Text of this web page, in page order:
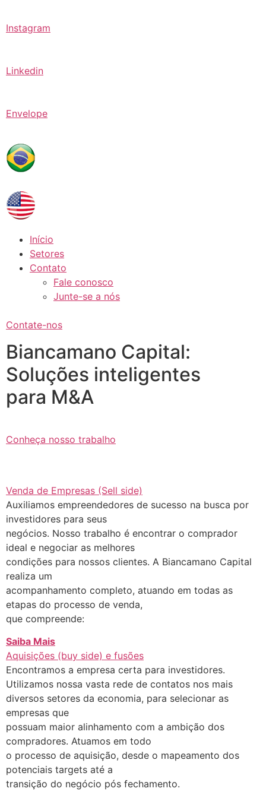
Instagram
Linkedin
Envelope
Início
Setores
Contato
Fale conosco
Junte-se a nós
Contate-nos
Biancamano Capital:
Soluções inteligentes
para M&A
Conheça nosso trabalho
Venda de Empresas (Sell side)
Auxiliamos empreendedores de sucesso na busca por
investidores para seus
negócios. Nosso trabalho é encontrar o comprador
ideal e negociar as melhores
condições para nossos clientes. A Biancamano Capital
realiza um
acompanhamento completo, atuando em todas as
etapas do processo de venda,
que compreende:
Saiba Mais
Aquisições (buy side) e fusões
Encontramos a empresa certa para investidores.
Utilizamos nossa vasta rede de contatos nos mais
diversos setores da economia, para selecionar as
empresas que
possuam maior alinhamento com a ambição dos
compradores. Atuamos em todo
o processo de aquisição, desde o mapeamento dos
potenciais targets até a
transição do negócio pós fechamento.